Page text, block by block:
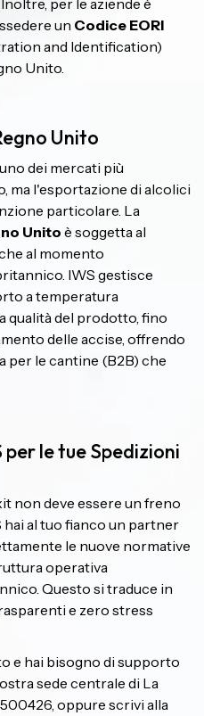
per le aziende è
un Codice EORI
and Identification)
Unito.
Unito
dei mercati più
ma l'esportazione di alcolici
particolare. La
Unito è soggetta al
al momento
IWS gestisce
a temperatura
qualità del prodotto, fino
delle accise, offrendo
per le cantine (B2B) che
per le tue Spedizioni
non deve essere un freno
al tuo fianco un partner
le nuove normative
operativa
Questo si traduce in
e zero stress
e hai bisogno di supporto
sede centrale di La
oppure scrivi alla